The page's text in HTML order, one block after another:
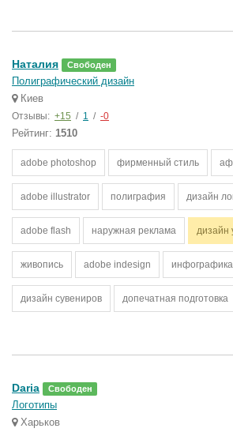
Наталия Свободен
Полиграфический дизайн
Киев
Отзывы: +15 / 1 / -0
Рейтинг: 1510
adobe photoshop фирменный стиль
adobe illustrator полиграфия дизайн
adobe flash наружная реклама дизайн
живопись adobe indesign инфографика
дизайн сувениров допечатная подготовка
Daria Свободен
Логотипы
Харьков